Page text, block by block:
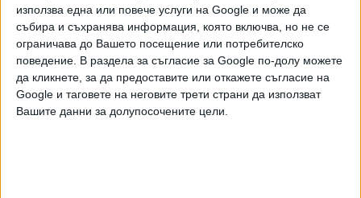
използва една или повече услуги на Google и може да
събира и съхранява информация, която включва, но не се
ограничава до Вашето посещение или потребителско
поведение. В раздела за съгласие за Google по-долу можете
да кликнете, за да предоставите или откажете съгласие на
Google и таговете на неговите трети страни да използват
Вашите данни за долупосочените цели.
и т.н., ще улесни цялостната комуникация в посока
изток-запад на града.
Последвайте ни и в
Ако искате да подкрепите независимата